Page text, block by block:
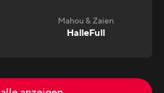
Mahou & Zaien
HalleFull